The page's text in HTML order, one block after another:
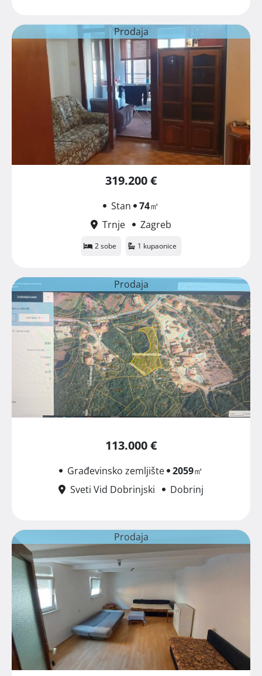
Prodaja
319.200 €
Stan 74㎡
Trnje
Zagreb
2 sobe 1 kupaonice
Prodaja
113.000 €
Građevinsko zemljište 2059㎡
Sveti Vid Dobrinjski
Dobrinj
Prodaja